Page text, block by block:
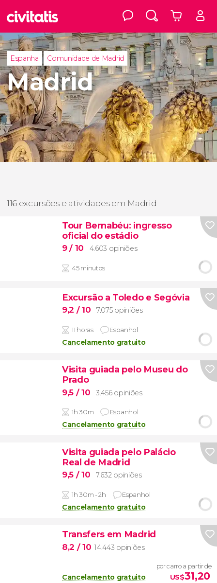
Espanha Comunidade de Madrid
Madrid
116 excursões e atividades em Madrid
Tour Bernabéu: ingresso
oficial do estádio
9/ 10 4.603 opiniões
45 minutos
Excursão a Toledo e Segóvia
9,2 / 10 7.075 opiniões
11 horas Espanhol
Cancelamento gratuito
Visita guiada pelo Museu do
Prado
9,5 / 10 3.456 opiniões
1h 30m Espanhol
Cancelamento gratuito
Visita guiada pelo Palácio
Real de Madrid
9,5 / 10 7.632 opiniões
1h 30m - 2h Espanhol
Cancelamento gratuito
Transfers em Madrid
8,2 / 10 14.443 opiniões
Cancelamento gratuito
por carro a partir de
US$31,20